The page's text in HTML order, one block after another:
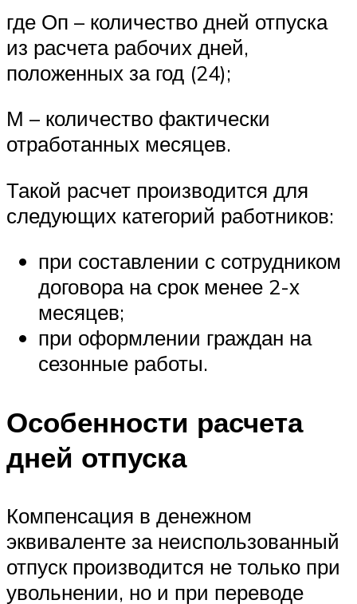
где Оп – количество дней отпуска
из расчета рабочих дней,
положенных за год (24);
М – количество фактически
отработанных месяцев.
Такой расчет производится для
следующих категорий работников:
при составлении с сотрудником
договора на срок менее 2-х
месяцев;
при оформлении граждан на
сезонные работы.
Особенности расчета
дней отпуска
Компенсация в денежном
эквиваленте за неиспользованный
отпуск производится не только при
увольнении, но и при переводе